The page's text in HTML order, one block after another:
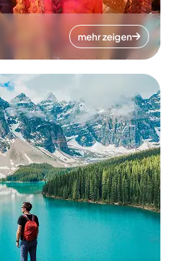
mehr zeigen